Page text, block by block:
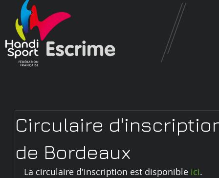
Circulaire
de Bordeaux
La circulaire d'inscription est disponible ici.